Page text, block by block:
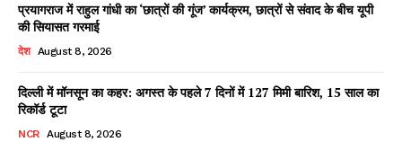
Facebook
X WhatsApp
Read Latest News on AIN
प्रयागराज में राहुल गांधी का ‘छात्रों की गूंज’ कार्यक्रम, छात्रों से संवाद के बीच यूपी
की सियासत गरमाई
देश August 8, 2026
दिल्ली में मॉनसून का कहर: अगस्त के पहले 7 दिनों में 127 मिमी बारिश, 15 साल का
रिकॉर्ड टूटा
NCR August 8, 2026